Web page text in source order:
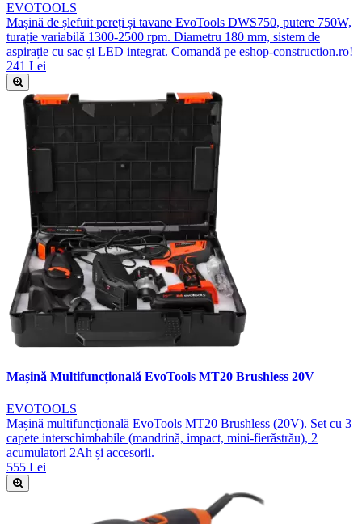
EVOTOOLS
Mașină de șlefuit pereți și tavane EvoTools DWS750, putere 750W,
turație variabilă 1300-2500 rpm. Diametru 180 mm, sistem de
aspirație cu sac și LED integrat. Comandă pe eshop-construction.ro!
241 Lei
Mașină Multifuncțională EvoTools MT20 Brushless 20V
EVOTOOLS
Mașină multifuncțională EvoTools MT20 Brushless (20V). Set cu 3
capete interschimbabile (mandrină, impact, mini-fierăstrău), 2
acumulatori 2Ah și accesorii.
555 Lei